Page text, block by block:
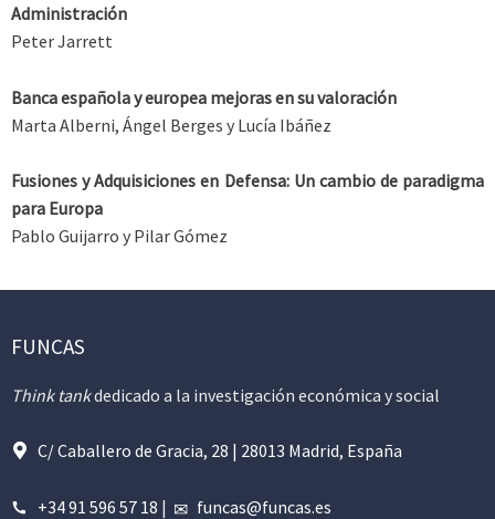
Administración
Peter Jarrett
Banca española y europea mejoras en su valoración
Marta Alberni, Ángel Berges y Lucía Ibáñez
Fusiones y Adquisiciones en Defensa: Un cambio de paradigma
para Europa
Pablo Guijarro y Pilar Gómez
FUNCAS
Think tankdedicado a la investigación económica y social
C/ Caballero de Gracia, 28 | 28013 Madrid, España
+34 91 596 57 18 | funcas@funcas.es